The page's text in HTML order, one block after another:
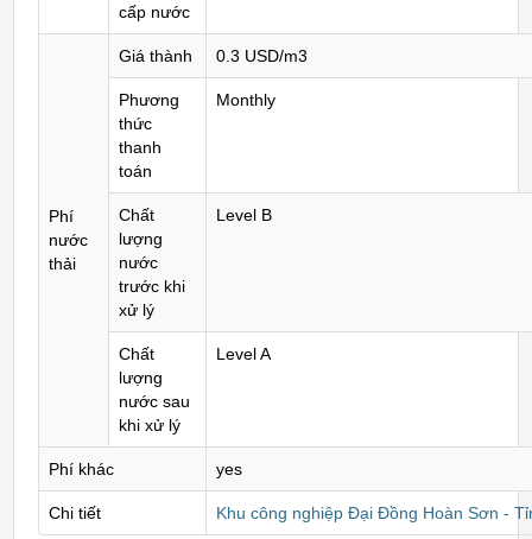
cấp nước
Phí
nước
thải
Giá thành 0.3 USD/m3
Phương
thức
thanh
toán
Monthly
Chất
lượng
nước
trước khi
xử lý
Level B
Chất
lượng
nước sau
khi xử lý
Level A
Phí khác yes
Chi tiết Khu công nghiệp Đại Đồng Hoàn Sơn -